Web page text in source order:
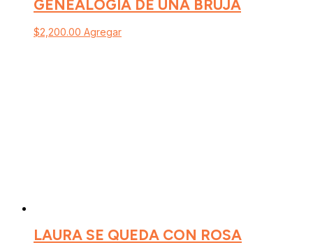
GENEALOGIA DE UNA BRUJA
$2,200.00 Agregar
LAURA SE QUEDA CON ROSA